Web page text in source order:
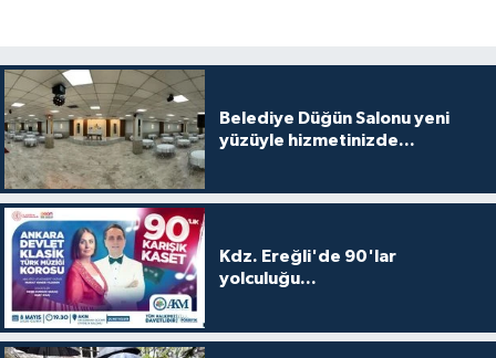
Belediye Düğün Salonu yeni
yüzüyle hizmetinizde...
Kdz. Ereğli'de 90'lar
yolculuğu...